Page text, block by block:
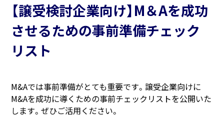
【譲受検討企業向け】M＆Aを成功
させるための事前準備チェック
リスト
M&Aでは事前準備がとても重要です。譲受企業向けに
M&Aを成功に導くための事前チェックリストを公開いた
します。ぜひご活用ください。